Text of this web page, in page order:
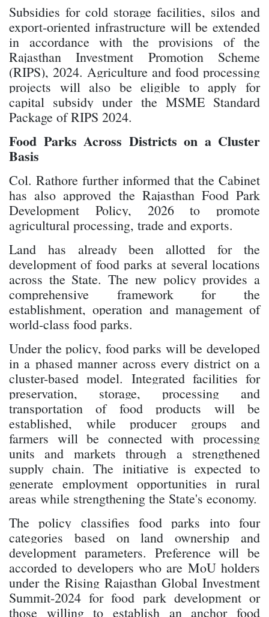
Subsidies for cold storage facilities, silos and
export-oriented infrastructure will be extended
in accordance with the provisions of the
Rajasthan Investment Promotion Scheme
(RIPS), 2024. Agriculture and food processing
projects will also be eligible to apply for
capital subsidy under the MSME Standard
Package of RIPS 2024.
Food Parks Across Districts on a Cluster
Basis
Col. Rathore further informed that the Cabinet
has also approved the Rajasthan Food Park
Development Policy, 2026 to promote
agricultural processing, trade and exports.
Land has already been allotted for the
development of food parks at several locations
across the State. The new policy provides a
comprehensive framework for the
establishment, operation and management of
world-class food parks.
Under the policy, food parks will be developed
in a phased manner across every district on a
cluster-based model. Integrated facilities for
preservation, storage, processing and
transportation of food products will be
established, while producer groups and
farmers will be connected with processing
units and markets through a strengthened
supply chain. The initiative is expected to
generate employment opportunities in rural
areas while strengthening the State's economy.
The policy classifies food parks into four
categories based on land ownership and
development parameters. Preference will be
accorded to developers who are MoU holders
under the Rising Rajasthan Global Investment
Summit-2024 for food park development or
those willing to establish an anchor food